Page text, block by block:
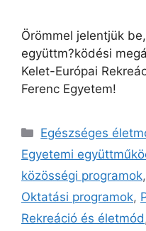
Örömmel jelentjük
együttm?ködési
Kelet-Európai
Ferenc Egyetem!
Egészséges
Egyetemi
közösségi programok,
Oktatási programok,
Rekreáció és életmód